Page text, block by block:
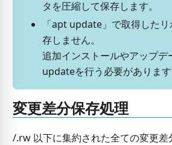
タを圧縮して保存します。
「apt update」で取得した
存しません。
追加インストールやアップデ
updateを行う必要があります
変更差分保存処理
/.rw 以下に集約された全ての変更差